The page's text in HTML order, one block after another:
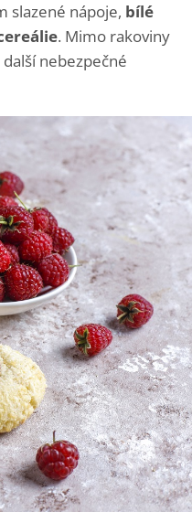
slazené nápoje, bílé
. Mimo rakoviny
nebezpečné